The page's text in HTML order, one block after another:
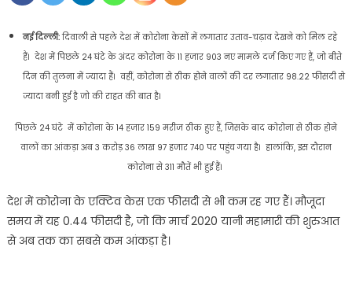
नई दिल्ली:दिवाली से पहले देश में कोरोना केसों में लगातार उताव-चढ़ाव देखने को मिल रहे
हैं। देश में पिछले 24 घंटे के अंदर कोरोना के 11 हजार 903 नए मामले दर्ज किए गए हैं, जो बीते
दिन की तुलना में ज्यादा हैं। वहीं, कोरोना से ठीक होने वालों की दर लगातार 98.22 फीसदी से
ज्यादा बनी हुई है जो की राहत की बात है।
पिछले 24 घंटे में कोरोना के 14 हजार 159 मरीज ठीक हुए हैं, जिसके बाद कोरोना से ठीक होने
वालों का आंकड़ा अब 3 करोड़ 36 लाख 97 हजार 740 पर पहुंच गया है। हालांकि, इस दौरान
कोरोना से 311 मौतें भी हुई हैं।
देश में कोरोना के एक्टिव केस एक फीसदी से भी कम रह गए हैं। मौजूदा
समय में यह 0.44 फीसदी है, जो कि मार्च 2020 यानी महामारी की शुरुआत
से अब तक का सबसे कम आंकड़ा है।